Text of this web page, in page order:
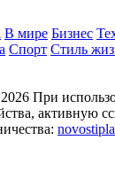
В мире Бизнес
Спорт Стиль
При
активную